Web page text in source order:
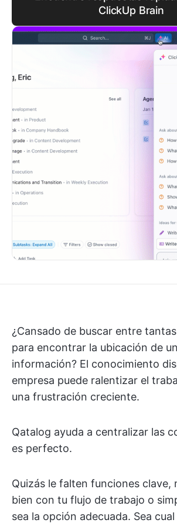
ClickUp Brain
¿Cansado de buscar entre
para encontrar la ubicación de
información? El conocimiento
empresa puede ralentizar el
una frustración creciente.
Qatalog ayuda a centralizar las
es perfecto.
Quizás le falten funciones clave,
bien con tu flujo de trabajo o
sea la opción adecuada. Sea